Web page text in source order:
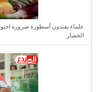
علماء يفندون أسطورة ضرورة
الخضار